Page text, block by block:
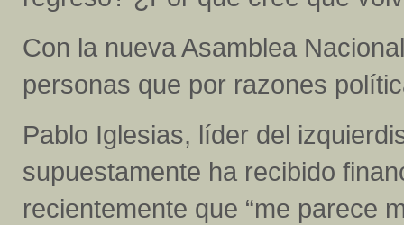
Con la nueva Asamblea
personas que por razones
Pablo Iglesias, líder del
supuestamente ha recibido
recientemente que “me parece